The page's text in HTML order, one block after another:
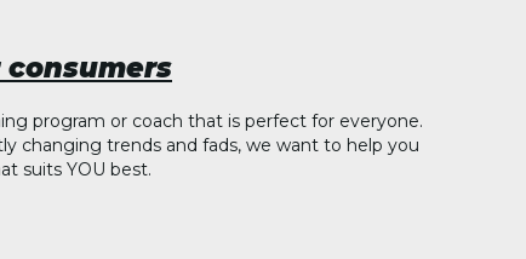
consumers
program or coach that is perfect for everyone.
changing trends and fads, we want to help you
suits YOU best.